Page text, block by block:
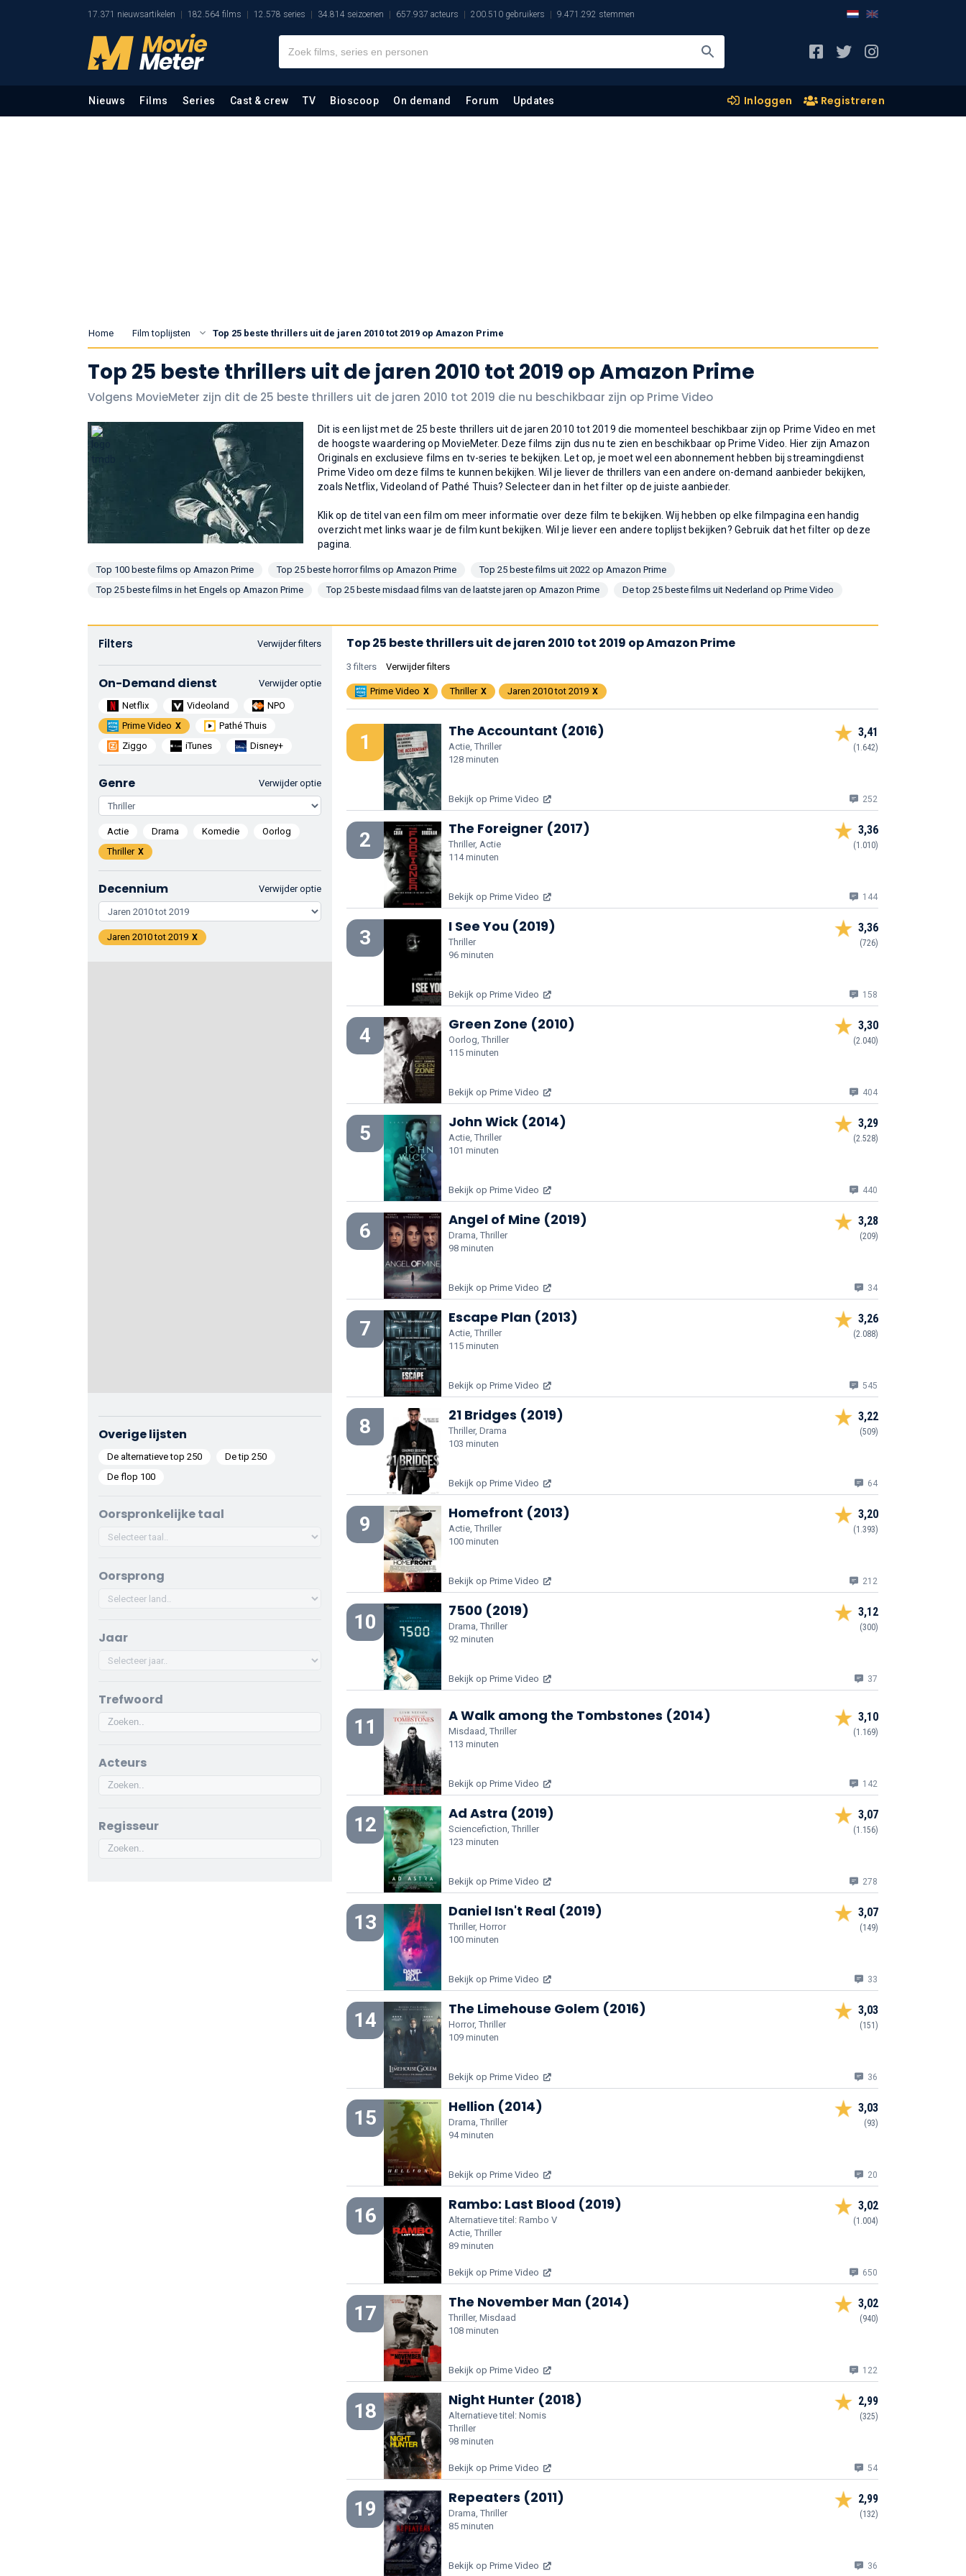
17.371 nieuwsartikelen 182.564 films 12.578 series 34.814 seizoenen 657.937 acteurs 200.510 gebruikers 9.471.292 stemmen
Nieuws Films Series Cast & crew TV Bioscoop On demand Forum Updates Inloggen Registreren
Home Film toplijsten Top 25 beste thrillers uit de jaren 2010 tot 2019 op Amazon Prime
Top 25 beste thrillers uit de jaren 2010 tot 2019 op Amazon Prime
Volgens MovieMeter zijn dit de 25 beste thrillers uit de jaren 2010 tot 2019 die nu beschikbaar zijn op Prime Video
Dit is een lijst met de 25 beste thrillers uit de jaren 2010 tot 2019 die momenteel beschikbaar zijn op Prime Video en met
de hoogste waardering op MovieMeter. Deze films zijn dus nu te zien en beschikbaar op Prime Video. Hier zijn Amazon
Originals en exclusieve films en tv-series te bekijken. Let op, je moet wel een abonnement hebben bij streamingdienst
Prime Video om deze films te kunnen bekijken. Wil je liever de thrillers van een andere on-demand aanbieder bekijken,
zoals Netflix, Videoland of Pathé Thuis? Selecteer dan in het filter op de juiste aanbieder.
Klik op de titel van een film om meer informatie over deze film te bekijken. Wij hebben op elke filmpagina een handig
overzicht met links waar je de film kunt bekijken. Wil je liever een andere toplijst bekijken? Gebruik dat het filter op deze
pagina.
Top 100 beste films op Amazon Prime Top 25 beste horror films op Amazon Prime
Top 25 beste films uit 2022 op Amazon Prime
Top 25 beste films in het Engels op Amazon Prime
Top 25 beste misdaad films van de laatste jaren op Amazon Prime De top 25 beste films uit Nederland op Prime Video
Verwijder filters
Filters
Verwijder optie
On-Demand dienst
Netflix Videoland
NPO
Prime Video
Pathé Thuis
Ziggo
iTunes Disney+
Verwijder optie
Genre
Actie Drama Komedie
Oorlog
Thriller
Oorspronkelijke taal
Oorsprong
Jaar
Verwijder optie
Decennium
Jaren 2010 tot 2019
Trefwoord
Acteurs
Regisseur
Overige lijsten
De alternatieve top 250
De tip 250
De flop 100
Top 25 beste thrillers uit de jaren 2010 tot 2019 op Amazon Prime
3 filters Verwijder filters
Prime Video Thriller Jaren 2010 tot 2019
1 The Accountant (2016)
Actie, Thriller
128 minuten
Bekijk op Prime Video
3,41
(1.642)
252
2 The Foreigner (2017)
Thriller, Actie
114 minuten
Bekijk op Prime Video
3,36
(1.010)
144
3 I See You (2019)
Thriller
96 minuten
Bekijk op Prime Video
3,36
(726)
158
4 Green Zone (2010)
Oorlog, Thriller
115 minuten
Bekijk op Prime Video
3,30
(2.040)
404
5 John Wick (2014)
Actie, Thriller
101 minuten
Bekijk op Prime Video
3,29
(2.528)
440
6 Angel of Mine (2019)
Drama, Thriller
98 minuten
Bekijk op Prime Video
3,28
(209)
34
7 Escape Plan (2013)
Actie, Thriller
115 minuten
Bekijk op Prime Video
3,26
(2.088)
545
8 21 Bridges (2019)
Thriller, Drama
103 minuten
Bekijk op Prime Video
3,22
(509)
64
9 Homefront (2013)
Actie, Thriller
100 minuten
Bekijk op Prime Video
3,20
(1.393)
212
10 7500 (2019)
Drama, Thriller
92 minuten
Bekijk op Prime Video
3,12
(300)
37
11 A Walk among the Tombstones (2014)
Misdaad, Thriller
113 minuten
Bekijk op Prime Video
3,10
(1.169)
142
12 Ad Astra (2019)
Sciencefiction, Thriller
123 minuten
Bekijk op Prime Video
3,07
(1.156)
278
13 Daniel Isn't Real (2019)
Thriller, Horror
100 minuten
Bekijk op Prime Video
3,07
(149)
33
14 The Limehouse Golem (2016)
Horror, Thriller
109 minuten
Bekijk op Prime Video
3,03
(151)
36
15 Hellion (2014)
Drama, Thriller
94 minuten
Bekijk op Prime Video
3,03
(93)
20
16 Rambo: Last Blood (2019)
Alternatieve titel: Rambo V
Actie, Thriller
89 minuten
Bekijk op Prime Video
3,02
(1.004)
650
17 The November Man (2014)
Thriller, Misdaad
108 minuten
Bekijk op Prime Video
3,02
(940)
122
18 Night Hunter (2018)
Alternatieve titel: Nomis
Thriller
98 minuten
Bekijk op Prime Video
2,99
(325)
54
19 Repeaters (2011)
Drama, Thriller
85 minuten
Bekijk op Prime Video
2,99
(132)
36